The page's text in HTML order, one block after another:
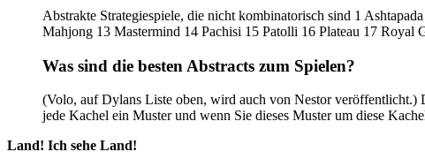
Abstrakte Strategiespiele, die nicht kombinatorisch sind 1
Mahjong 13 Mastermind 14 Pachisi 15 Patolli 16 Plateau 17
Was sind die besten Abstracts zum Spielen?
(Volo, auf Dylans Liste oben, wird auch von Nestor veröffentlicht.)
jede Kachel ein Muster und wenn Sie dieses Muster um diese
Land! Ich sehe Land!